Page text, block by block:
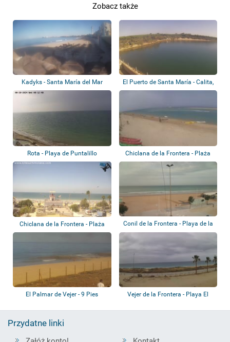
Zobacz także
Kadyks - Santa María del Mar
El Puerto de Santa María - Calita,
Acula...
Rota - Playa de Puntalillo
Chiclana de la Frontera - Plaża
Sancti P...
Chiclana de la Frontera - Plaża
Barrosa
Conil de la Frontera - Playa de la
Fonta...
El Palmar de Vejer - 9 Pies
Vejer de la Frontera - Playa El
Przydatne linki